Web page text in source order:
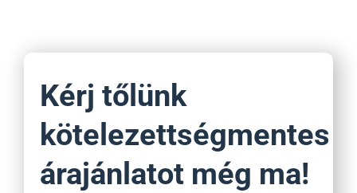
Kérj tőlünk
kötelezettségmentes
árajánlatot még ma!